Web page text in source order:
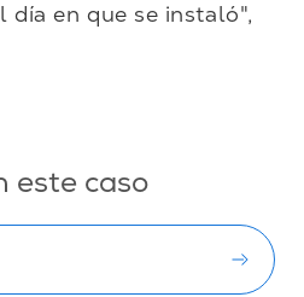
día en que se instaló",
este caso